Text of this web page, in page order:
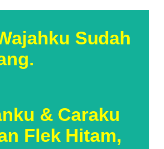
Sudah
& Caraku
Flek Hitam,